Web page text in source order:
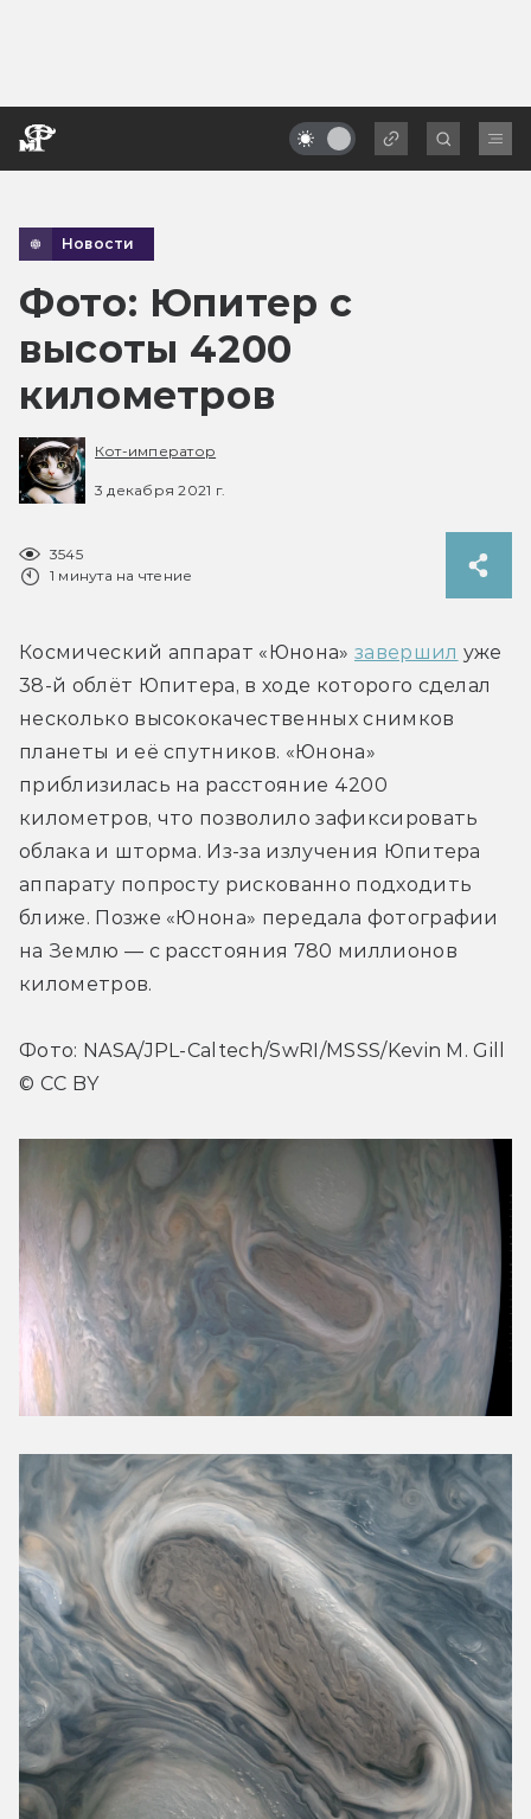
Новости
Фото: Юпитер с
высоты 4200
километров
Кот-император
3 декабря 2021 г.
3545
1 минута на чтение
Космический аппарат «Юнона» завершил уже
38-й облёт Юпитера, в ходе которого сделал
несколько высококачественных снимков
планеты и её спутников. «Юнона»
приблизилась на расстояние 4200
километров, что позволило зафиксировать
облака и шторма. Из-за излучения Юпитера
аппарату попросту рискованно подходить
ближе. Позже «Юнона» передала фотографии
на Землю — с расстояния 780 миллионов
километров.
Фото: NASA/JPL-Caltech/SwRI/MSSS/Kevin M. Gill
© CC BY